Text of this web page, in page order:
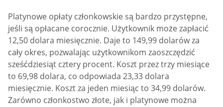
Platynowe opłaty członkowskie są bardzo przystępne,
jeśli są opłacane corocznie. Użytkownik może zapłacić
12,50 dolara miesięcznie. Daje to 149,99 dolarów za
cały okres, pozwalając użytkownikom zaoszczędzić
sześćdziesiąt cztery procent. Koszt przez trzy miesiące
to 69,98 dolara, co odpowiada 23,33 dolara
miesięcznie. Koszt za jeden miesiąc to 34,99 dolarów.
Zarówno członkostwo złote, jak i platynowe można